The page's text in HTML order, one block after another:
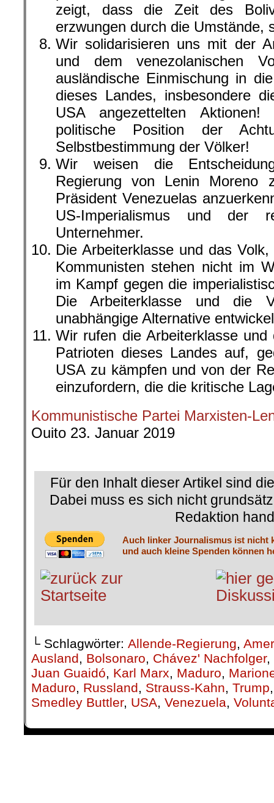
zeigt, dass die Zeit des
erzwungen durch die Umstände,
Wir solidarisieren uns mit der
und dem venezolanischen
ausländische Einmischung in
dieses Landes, insbesondere
USA angezettelten
politische Position der
Selbstbestimmung der Völker!
Wir weisen die
Regierung von Lenin Moreno
Präsident Venezuelas
US-Imperialismus und der
Unternehmer.
Die Arbeiterklasse und das
Kommunisten stehen nicht im
im Kampf gegen die
Die Arbeiterklasse und die
unabhängige Alternative
Wir rufen die Arbeiterklasse
Patrioten dieses Landes auf,
USA zu kämpfen und von der
einzufordern, die die kritische
Kommunistische Partei Marxisten-
Ouito 23. Januar 2019
Für den Inhalt dieser Artikel sind
Dabei muss es sich nicht
Redaktion
Auch linker Journalismus ist nicht
und auch kleine Spenden können
└ Schlagwörter:Allende-Regierung,
Ausland,Bolsonaro,Chávez' Nachfolger,
Juan Guaidó,Karl Marx,Maduro,
Maduro, Russland,Strauss-Kahn, Trump